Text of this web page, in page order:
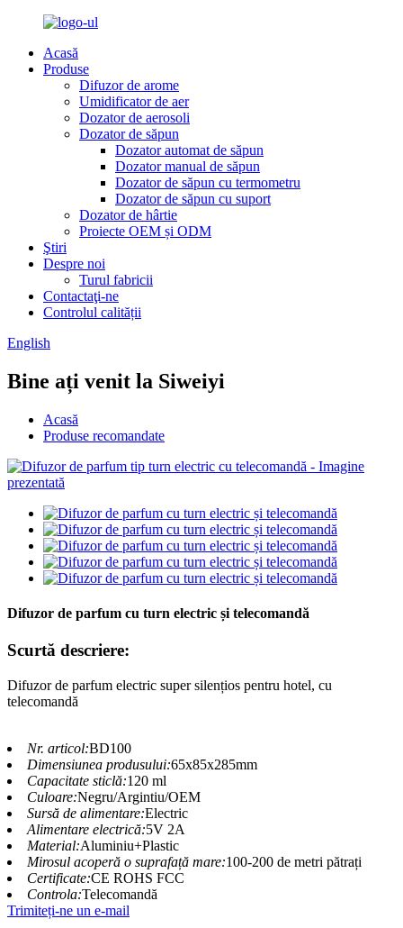
Acasă
Produse
Difuzor de arome
Umidificator de aer
Dozator de aerosoli
Dozator de săpun
Dozator automat de săpun
Dozator manual de săpun
Dozator de săpun cu termometru
Dozator de săpun cu suport
Dozator de hârtie
Proiecte OEM și ODM
Ştiri
Despre noi
Turul fabricii
Contactaţi-ne
Controlul calității
English
Bine ați venit la Siweiyi
Acasă
Produse recomandate
Difuzor de parfum cu turn electric și telecomandă
Scurtă descriere:
Difuzor de parfum electric super silențios pentru hotel, cu
telecomandă
Nr. articol:BD100
Dimensiunea produsului:65x85x285mm
Capacitate sticlă:120 ml
Culoare:Negru/Argintiu/OEM
Sursă de alimentare:Electric
Alimentare electrică:5V 2A
Material:Aluminiu+Plastic
Mirosul acoperă o suprafață mare:100-200 de metri pătrați
Certificate:CE ROHS FCC
Controla:Telecomandă
Trimiteți-ne un e-mail